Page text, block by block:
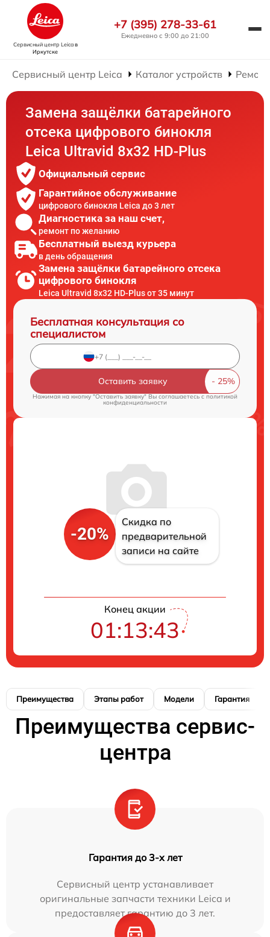
Сервисный центр Leicaв
Иркутске
+7 (395) 278-33-61
Ежедневно с 9:00 до 21:00
Сервисный центр Leica Каталог устройств
Замена защёлки батарейного
отсека цифрового бинокля
Leica Ultravid 8x32 HD-Plus
Официальный сервис
Гарантийное обслуживание
цифрового бинокля Leica до 3 лет
Диагностика за наш счет,
ремонт по желанию
Бесплатный выезд курьера
в день обращения
Замена защёлки батарейного отсека
цифрового бинокля
Leica Ultravid 8x32 HD-Plus от 35 минут
Бесплатная консультация со
специалистом
Оставить заявку
Нажимая на кнопку "Оставить заявку" Вы соглашаетесь cполитикой
конфиденциальности
-20%
Скидка по
предварительной
записи на сайте
Конец акции
01:13:42
Преимущества Этапы работ Модели Гарантия
Преимущества сервис-
центра
Гарантия до 3-х лет
Сервисный центр устанавливает
оригинальные запчасти техники Leica и
предоставляет гарантию до 3 лет.